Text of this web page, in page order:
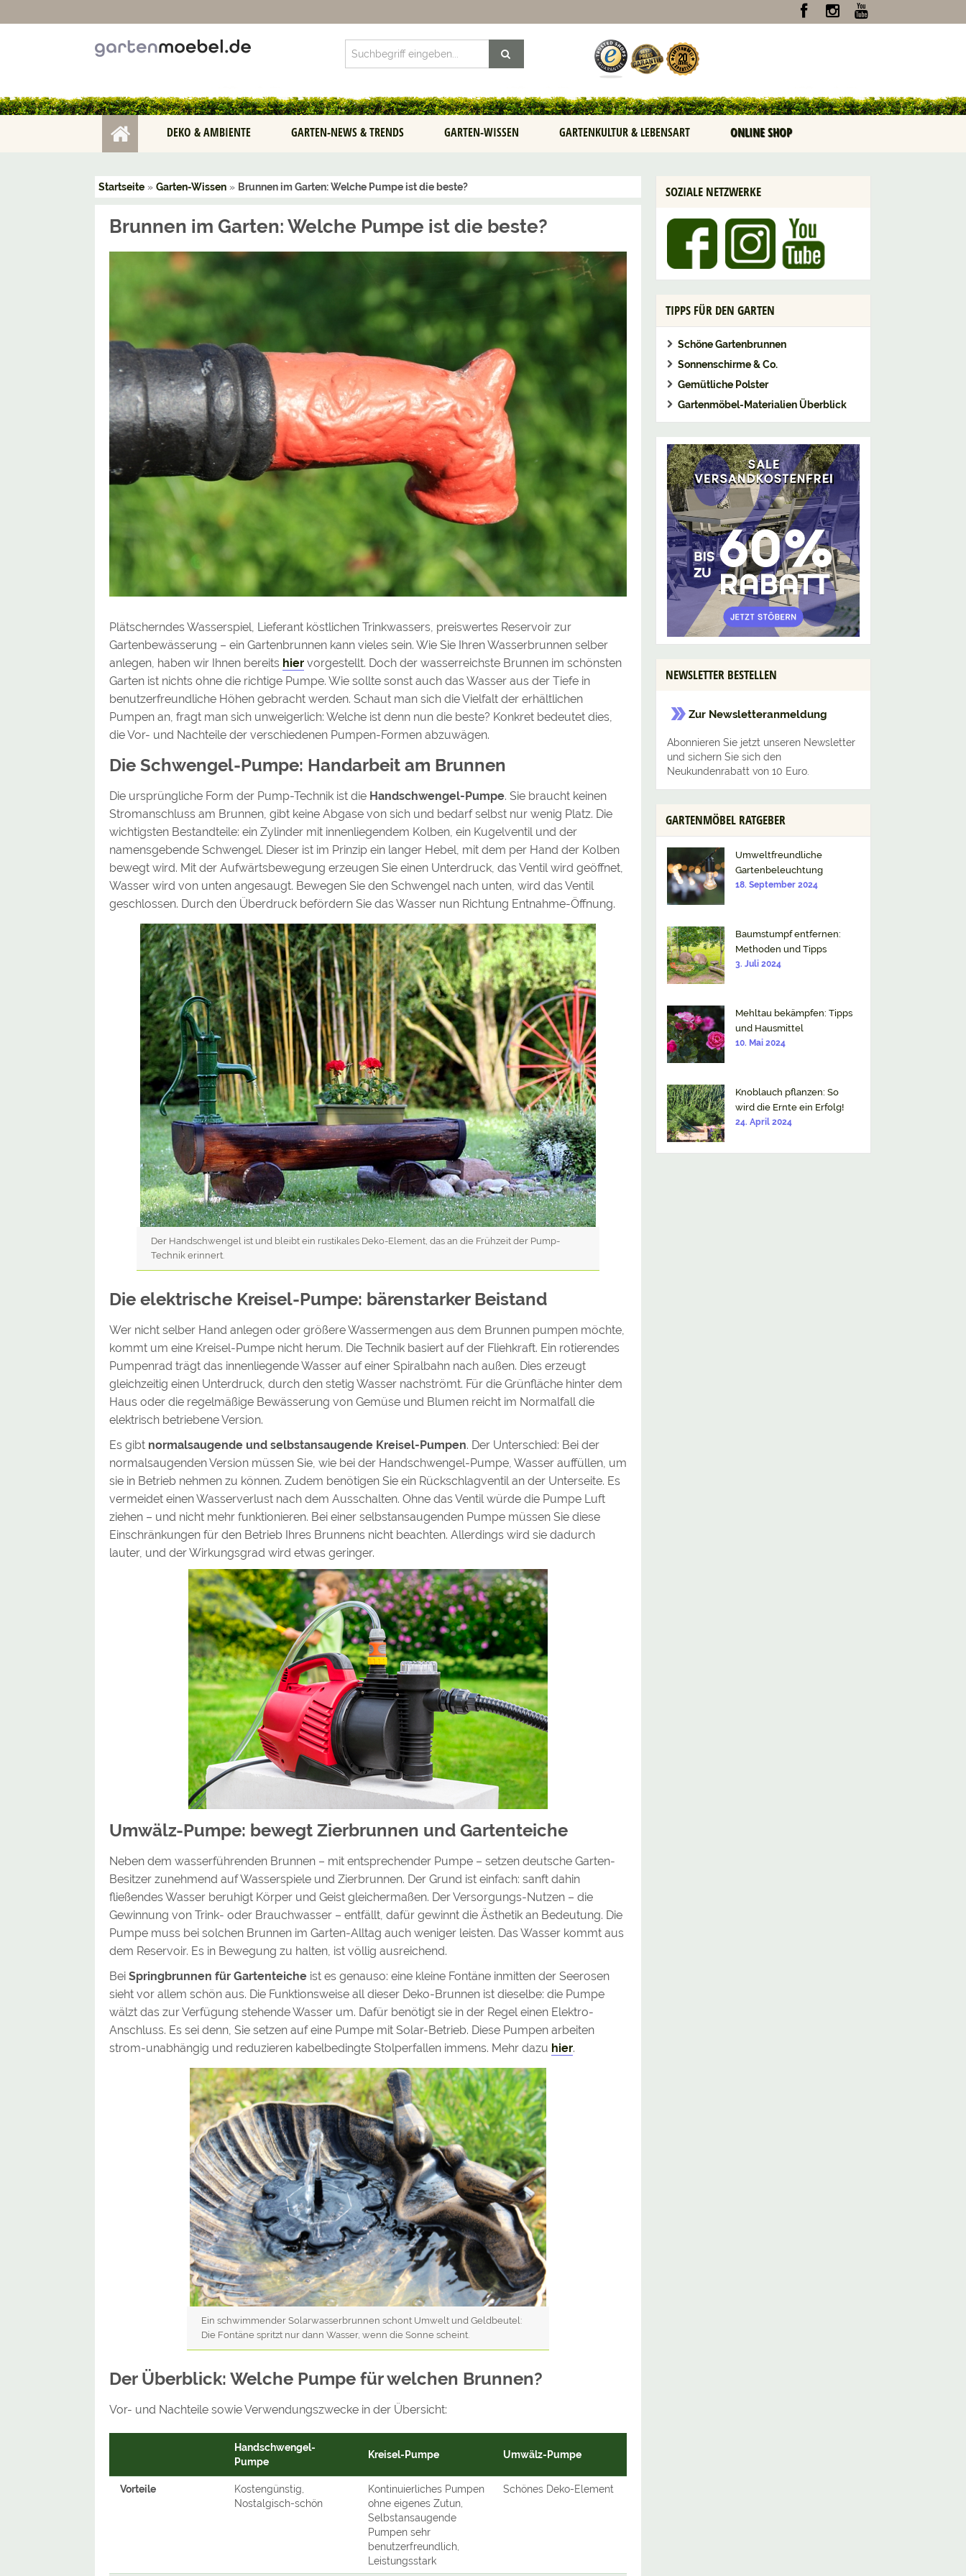
DEKO & AMBIENTE GARTEN-NEWS & TRENDS GARTEN-WISSEN GARTENKULTUR & LEBENSART ONLINE SHOP
Startseite » Garten-Wissen » Brunnen im Garten: Welche Pumpe ist die beste?
Brunnen im Garten: Welche Pumpe ist die beste?
Plätscherndes Wasserspiel, Lieferant köstlichen Trinkwassers, preiswertes Reservoir zur
Gartenbewässerung – ein Gartenbrunnen kann vieles sein. Wie Sie Ihren Wasserbrunnen selber
anlegen, haben wir Ihnen bereits hier vorgestellt. Doch der wasserreichste Brunnen im schönsten
Garten ist nichts ohne die richtige Pumpe. Wie sollte sonst auch das Wasser aus der Tiefe in
benutzerfreundliche Höhen gebracht werden. Schaut man sich die Vielfalt der erhältlichen
Pumpen an, fragt man sich unweigerlich: Welche ist denn nun die beste? Konkret bedeutet dies,
die Vor- und Nachteile der verschiedenen Pumpen-Formen abzuwägen.
Die Schwengel-Pumpe: Handarbeit am Brunnen
Die ursprüngliche Form der Pump-Technik ist die Handschwengel-Pumpe. Sie braucht keinen
Stromanschluss am Brunnen, gibt keine Abgase von sich und bedarf selbst nur wenig Platz. Die
wichtigsten Bestandteile: ein Zylinder mit innenliegendem Kolben, ein Kugelventil und der
namensgebende Schwengel. Dieser ist im Prinzip ein langer Hebel, mit dem per Hand der Kolben
bewegt wird. Mit der Aufwärtsbewegung erzeugen Sie einen Unterdruck, das Ventil wird geöffnet,
Wasser wird von unten angesaugt. Bewegen Sie den Schwengel nach unten, wird das Ventil
geschlossen. Durch den Überdruck befördern Sie das Wasser nun Richtung Entnahme-Öffnung.
Der Handschwengel ist und bleibt ein rustikales Deko-Element, das an die Frühzeit der Pump-
Technik erinnert.
Die elektrische Kreisel-Pumpe: bärenstarker Beistand
Wer nicht selber Hand anlegen oder größere Wassermengen aus dem Brunnen pumpen möchte,
kommt um eine Kreisel-Pumpe nicht herum. Die Technik basiert auf der Fliehkraft. Ein rotierendes
Pumpenrad trägt das innenliegende Wasser auf einer Spiralbahn nach außen. Dies erzeugt
gleichzeitig einen Unterdruck, durch den stetig Wasser nachströmt. Für die Grünfläche hinter dem
Haus oder die regelmäßige Bewässerung von Gemüse und Blumen reicht im Normalfall die
elektrisch betriebene Version.
Es gibt normalsaugende und selbstansaugende Kreisel-Pumpen. Der Unterschied: Bei der
normalsaugenden Version müssen Sie, wie bei der Handschwengel-Pumpe, Wasser auffüllen, um
sie in Betrieb nehmen zu können. Zudem benötigen Sie ein Rückschlagventil an der Unterseite. Es
vermeidet einen Wasserverlust nach dem Ausschalten. Ohne das Ventil würde die Pumpe Luft
ziehen – und nicht mehr funktionieren. Bei einer selbstansaugenden Pumpe müssen Sie diese
Einschränkungen für den Betrieb Ihres Brunnens nicht beachten. Allerdings wird sie dadurch
lauter, und der Wirkungsgrad wird etwas geringer.
Umwälz-Pumpe: bewegt Zierbrunnen und Gartenteiche
Neben dem wasserführenden Brunnen – mit entsprechender Pumpe – setzen deutsche Garten-
Besitzer zunehmend auf Wasserspiele und Zierbrunnen. Der Grund ist einfach: sanft dahin
fließendes Wasser beruhigt Körper und Geist gleichermaßen. Der Versorgungs-Nutzen – die
Gewinnung von Trink- oder Brauchwasser – entfällt, dafür gewinnt die Ästhetik an Bedeutung. Die
Pumpe muss bei solchen Brunnen im Garten-Alltag auch weniger leisten. Das Wasser kommt aus
dem Reservoir. Es in Bewegung zu halten, ist völlig ausreichend.
Bei Springbrunnen für Gartenteiche ist es genauso: eine kleine Fontäne inmitten der Seerosen
sieht vor allem schön aus. Die Funktionsweise all dieser Deko-Brunnen ist dieselbe: die Pumpe
wälzt das zur Verfügung stehende Wasser um. Dafür benötigt sie in der Regel einen Elektro-
Anschluss. Es sei denn, Sie setzen auf eine Pumpe mit Solar-Betrieb. Diese Pumpen arbeiten
strom-unabhängig und reduzieren kabelbedingte Stolperfallen immens. Mehr dazu hier.
Ein schwimmender Solarwasserbrunnen schont Umwelt und Geldbeutel:
Die Fontäne spritzt nur dann Wasser, wenn die Sonne scheint.
Der Überblick: Welche Pumpe für welchen Brunnen?
Vor- und Nachteile sowie Verwendungszwecke in der Übersicht:
Handschwengel-
Pumpe
Kreisel-Pumpe Umwälz-Pumpe
Vorteile
Kostengünstig,
Nostalgisch-schön
Kontinuierliches Pumpen
ohne eigenes Zutun,
Selbstansaugende
Pumpen sehr
benutzerfreundlich,
Leistungsstark
Schönes Deko-Element
SOZIALE NETZWERKE
TIPPS FÜR DEN GARTEN
Schöne Gartenbrunnen
Sonnenschirme & Co.
Gemütliche Polster
Gartenmöbel-Materialien Überblick
NEWSLETTER BESTELLEN
Zur Newsletteranmeldung
Abonnieren Sie jetzt unseren Newsletter
und sichern Sie sich den
Neukundenrabatt von 10 Euro.
GARTENMÖBEL RATGEBER
Umweltfreundliche
Gartenbeleuchtung
18. September 2024
Baumstumpf entfernen:
Methoden und Tipps
3. Juli 2024
Mehltau bekämpfen: Tipps
und Hausmittel
10. Mai 2024
Knoblauch pflanzen: So
wird die Ernte ein Erfolg!
24. April 2024